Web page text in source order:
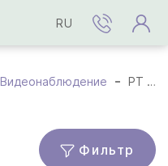
RU
Видеонаблюдение PT / PTZ Камеры
Фильтр